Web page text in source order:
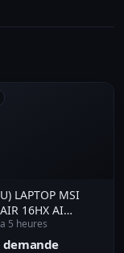
LAPTOP MSI
16HX AI
16G 512G
8G 16' 240HZ
5 heures
demande